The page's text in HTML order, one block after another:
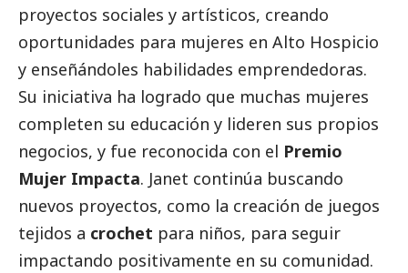
proyectos sociales y artísticos, creando
oportunidades para mujeres en Alto Hospicio
y enseñándoles habilidades emprendedoras.
Su iniciativa ha logrado que muchas mujeres
completen su educación y lideren sus propios
negocios, y fue reconocida con el Premio
Mujer Impacta. Janet continúa buscando
nuevos proyectos, como la creación de juegos
tejidos a crochet para niños, para seguir
impactando positivamente en su comunidad.